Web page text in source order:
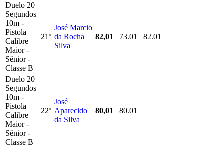
Duelo 20
Segundos
10m -
Pistola
Calibre
Maior -
Sênior -
Classe B
21º
José Marcio
da Rocha
Silva
82,01 73.01 82.01
Duelo 20
Segundos
10m -
Pistola
Calibre
Maior -
Sênior -
Classe B
22º
José
Aparecido
da Silva
80,01 80.01